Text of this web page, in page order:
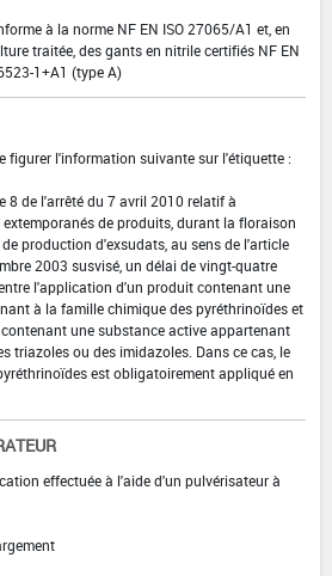
à la norme NF EN ISO 27065/A1 et, en
traitée, des gants en nitrile certifiés NF EN
1+A1 (type A)
figurer l'information suivante sur l'étiquette :
8 de l'arrêté du 7 avril 2010 relatif à
de produits, durant la floraison
production d'exsudats, au sens de l'article
2003 susvisé, un délai de vingt-quatre
l'application d'un produit contenant une
à la famille chimique des pyréthrinoïdes et
une substance active appartenant
triazoles ou des imidazoles. Dans ce cas, le
est obligatoirement appliqué en
effectuée à l'aide d'un pulvérisateur à